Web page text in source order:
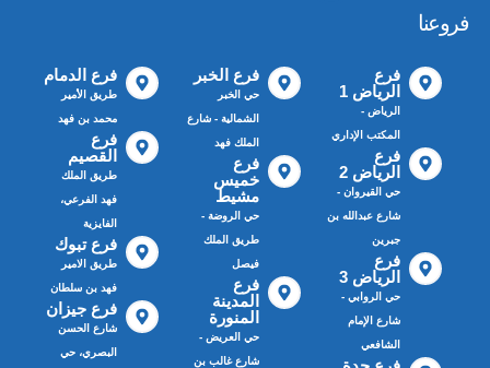
فروعنا
فرع
الرياض 1
الرياض -
المكتب الإداري
فرع
الرياض 2
حي القيروان -
شارع عبدالله بن
جبرين
فرع
الرياض 3
حي الروابي -
شارع الإمام
الشافعي
فرع الخبر
حي الخبر
الشمالية - شارع
الملك فهد
فرع
خميس
مشيط
حي الروضة -
طريق الملك
فيصل
فرع
المدينة
المنورة
حي العريض -
شارع غالب بن
فرع الدمام
طريق الأمير
محمد بن فهد
فرع
القصيم
طريق الملك
فهد الفرعي،
الفايزية
فرع تبوك
طريق الامير
فهد بن سلطان
فرع جيزان
شارع الحسن
البصري، حي